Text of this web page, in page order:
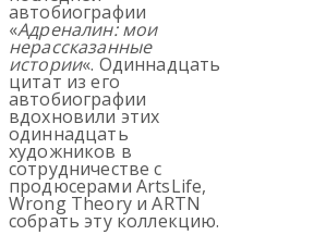
автобиографии
«Адреналин: мои
нерассказанные
истории«. Одиннадцать
цитат из его
автобиографии
вдохновили этих
одиннадцать
художников в
сотрудничестве с
продюсерами ArtsLife,
Wrong Theory и ARTN
собрать эту коллекцию.